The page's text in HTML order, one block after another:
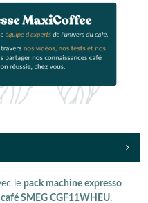
le pack machine expresso
SMEG CGF11WHEU.